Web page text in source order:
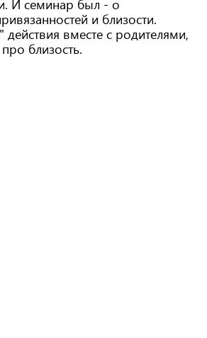
И семинар был - о
и близости.
вместе с родителями,
близость.